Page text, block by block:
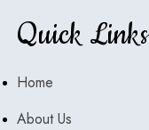
Quick Links
Home
About Us